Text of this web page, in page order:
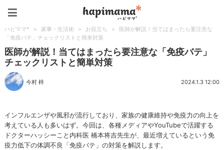
ハピママ* > 家事・生活術 > お役立ち >
医師が解説！当てはまったら要注意な
「免疫バテ」チェックリストと簡単対策
医師が解説！当てはまったら要注意な「免疫バテ」
チェックリストと簡単対策
今村 梓 2024.1.3 12:00
インフルエンザや風邪が流行しており、家族の健康維持や免疫力の向上を
考えている人も多いはず。今回は、各種メディアやYouTubeで活躍する
ドクターハッシーこと内科医 橋本将吉先生が、最近増えているという免
疫力低下の体調不良「免疫バテ」の対策を解説します。